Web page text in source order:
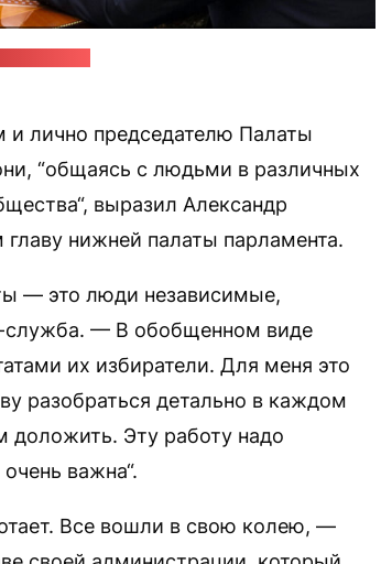
и лично председателю Палаты
“общаясь с людьми в различных
выразил Александр
нижней палаты парламента.
— это люди независимые,
служба. — В обобщенном виде
их избиратели. Для меня это
разобраться детально в каждом
доложить. Эту работу надо
важна“.
Все вошли в свою колею, —